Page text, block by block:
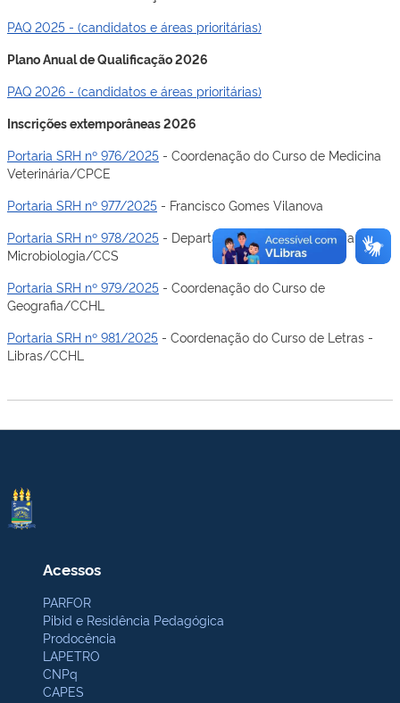
PAQ 2025 - (candidatos e áreas prioritárias)
Plano Anual de Qualificação 2026
PAQ 2026 - (candidatos e áreas prioritárias)
Inscrições extemporâneas 2026
Portaria SRH nº 976/2025 - Coordenação do Curso de Medicina
Veterinária/CPCE
Portaria SRH nº 977/2025 - Francisco Gomes Vilanova
Portaria SRH nº 978/2025 - Departamento de Parasitologia e
Microbiologia/CCS
Portaria SRH nº 979/2025 - Coordenação do Curso de
Geografia/CCHL
Portaria SRH nº 981/2025 - Coordenação do Curso de Letras -
Libras/CCHL
Acessos
PARFOR
Pibid e Residência Pedagógica
Prodocência
LAPETRO
CNPq
CAPES